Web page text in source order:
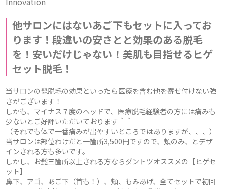
他サロンにはないあご下もセットに入ってお
ります！段違いの安さとと効果のある脱毛
を！安いだけじゃない！美肌も目指せるヒゲ
セット脱毛！
当サロンの髭脱毛の効果といったら医療を含む他を寄せ付けない強
さがございます！
しかも、マイナス７度のヘッドで、医療脱毛経験者の方には痛みも
少ないとご好評いただいております＾＾
（それでも体で一番痛みが出やすいところではありますが、、、）
当サロンは部位わけだと一箇所3,500円ですので、頬のみ、とデザ
インされる方も多いです。
しかし、お髭三箇所以上される方ならダントツオススメの【ヒゲセ
ット】
鼻下、アゴ、あご下（首も！）、頬、もみあげ、全てセットで初回